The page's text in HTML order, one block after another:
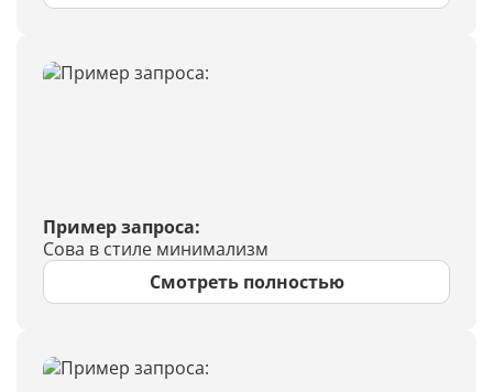
Пример запроса:
Сова в стиле минимализм
Смотреть полностью